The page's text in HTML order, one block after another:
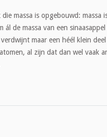
massa is opgebouwd: massa
de massa van een
maar een héél klein
al zijn dat dan wel vaak